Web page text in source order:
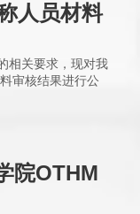
人员材料
相关要求，现对我
审核结果进行公
院OTHM